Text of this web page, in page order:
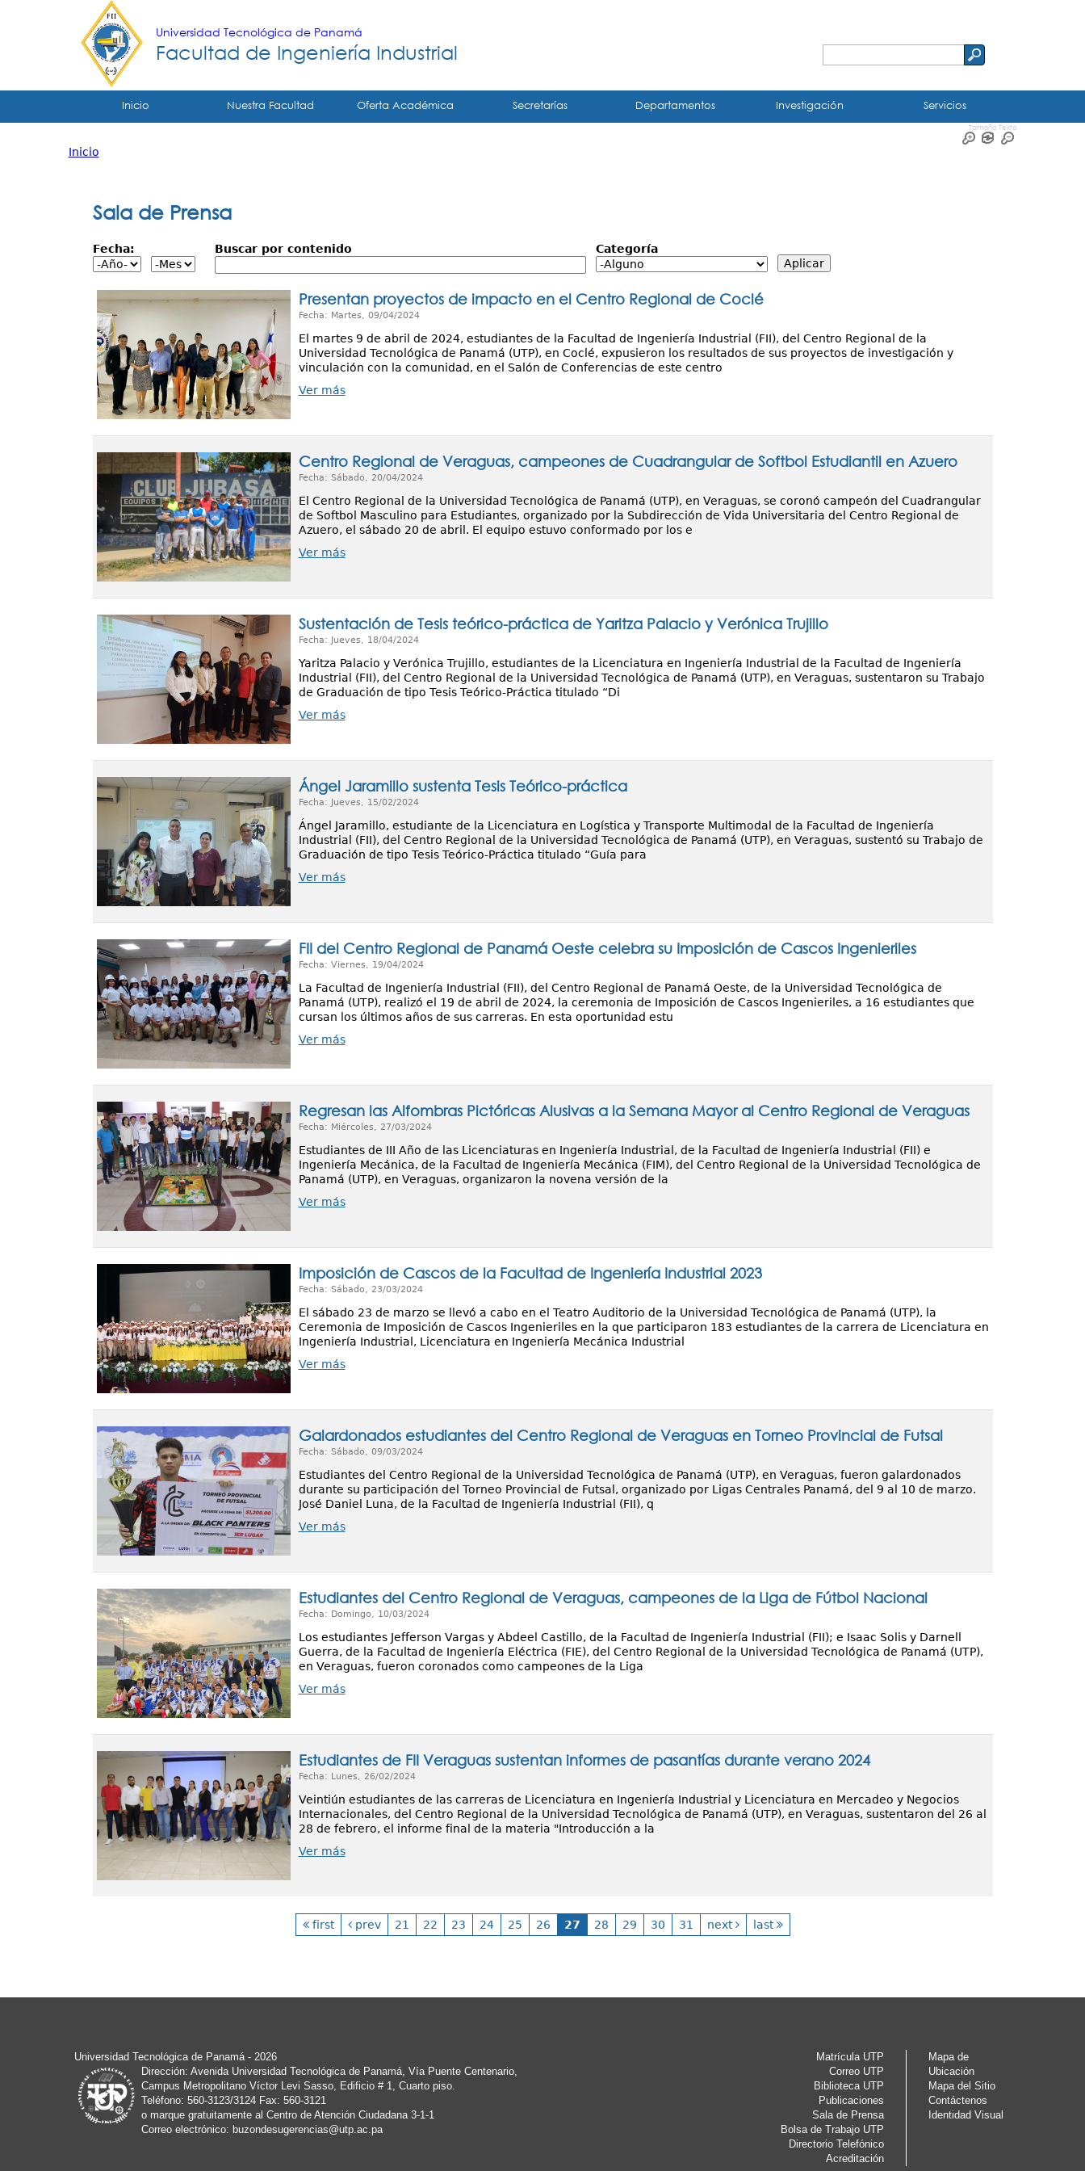
de
Universidad Tecnológica de Panamá
Facultad de Ingeniería Industrial
Tropical
Principal
Inicio Nuestra Facultad Oferta Académica Secretarías Departamentos Investigación Servicios
Tamaño Texto
está
Inicio
Sala de Prensa
Fecha: Buscar por contenido Categoría
Presentan proyectos de impacto en el Centro Regional de Coclé
Fecha: Martes, 09/04/2024
El martes 9 de abril de 2024, estudiantes de la Facultad de Ingeniería Industrial (FII), del Centro Regional de la
Universidad Tecnológica de Panamá (UTP), en Coclé, expusieron los resultados de sus proyectos de investigación y
vinculación con la comunidad, en el Salón de Conferencias de este centro
Ver más
Centro Regional de Veraguas, campeones de Cuadrangular de Softbol Estudiantil en Azuero
Fecha: Sábado, 20/04/2024
El Centro Regional de la Universidad Tecnológica de Panamá (UTP), en Veraguas, se coronó campeón del Cuadrangular
de Softbol Masculino para Estudiantes, organizado por la Subdirección de Vida Universitaria del Centro Regional de
Azuero, el sábado 20 de abril. El equipo estuvo conformado por los e
Ver más
Sustentación de Tesis teórico-práctica de Yaritza Palacio y Verónica Trujillo
Fecha: Jueves, 18/04/2024
Yaritza Palacio y Verónica Trujillo, estudiantes de la Licenciatura en Ingeniería Industrial de la Facultad de Ingeniería
Industrial (FII), del Centro Regional de la Universidad Tecnológica de Panamá (UTP), en Veraguas, sustentaron su Trabajo
de Graduación de tipo Tesis Teórico-Práctica titulado “Di
Ver más
Ángel Jaramillo sustenta Tesis Teórico-práctica
Fecha: Jueves, 15/02/2024
Ángel Jaramillo, estudiante de la Licenciatura en Logística y Transporte Multimodal de la Facultad de Ingeniería
Industrial (FII), del Centro Regional de la Universidad Tecnológica de Panamá (UTP), en Veraguas, sustentó su Trabajo de
Graduación de tipo Tesis Teórico-Práctica titulado “Guía para
Ver más
FII del Centro Regional de Panamá Oeste celebra su Imposición de Cascos Ingenieriles
Fecha: Viernes, 19/04/2024
La Facultad de Ingeniería Industrial (FII), del Centro Regional de Panamá Oeste, de la Universidad Tecnológica de
Panamá (UTP), realizó el 19 de abril de 2024, la ceremonia de Imposición de Cascos Ingenieriles, a 16 estudiantes que
cursan los últimos años de sus carreras. En esta oportunidad estu
Ver más
Regresan las Alfombras Pictóricas Alusivas a la Semana Mayor al Centro Regional de Veraguas
Fecha: Miércoles, 27/03/2024
Estudiantes de III Año de las Licenciaturas en Ingeniería Industrial, de la Facultad de Ingeniería Industrial (FII) e
Ingeniería Mecánica, de la Facultad de Ingeniería Mecánica (FIM), del Centro Regional de la Universidad Tecnológica de
Panamá (UTP), en Veraguas, organizaron la novena versión de la
Ver más
Imposición de Cascos de la Facultad de Ingeniería Industrial 2023
Fecha: Sábado, 23/03/2024
El sábado 23 de marzo se llevó a cabo en el Teatro Auditorio de la Universidad Tecnológica de Panamá (UTP), la
Ceremonia de Imposición de Cascos Ingenieriles en la que participaron 183 estudiantes de la carrera de Licenciatura en
Ingeniería Industrial, Licenciatura en Ingeniería Mecánica Industrial
Ver más
Galardonados estudiantes del Centro Regional de Veraguas en Torneo Provincial de Futsal
Fecha: Sábado, 09/03/2024
Estudiantes del Centro Regional de la Universidad Tecnológica de Panamá (UTP), en Veraguas, fueron galardonados
durante su participación del Torneo Provincial de Futsal, organizado por Ligas Centrales Panamá, del 9 al 10 de marzo.
José Daniel Luna, de la Facultad de Ingeniería Industrial (FII), q
Ver más
Estudiantes del Centro Regional de Veraguas, campeones de la Liga de Fútbol Nacional
Fecha: Domingo, 10/03/2024
Los estudiantes Jefferson Vargas y Abdeel Castillo, de la Facultad de Ingeniería Industrial (FII); e Isaac Solis y Darnell
Guerra, de la Facultad de Ingeniería Eléctrica (FIE), del Centro Regional de la Universidad Tecnológica de Panamá (UTP),
en Veraguas, fueron coronados como campeones de la Liga
Ver más
Estudiantes de FII Veraguas sustentan informes de pasantías durante verano 2024
Fecha: Lunes, 26/02/2024
Veintiún estudiantes de las carreras de Licenciatura en Ingeniería Industrial y Licenciatura en Mercadeo y Negocios
Internacionales, del Centro Regional de la Universidad Tecnológica de Panamá (UTP), en Veraguas, sustentaron del 26 al
28 de febrero, el informe final de la materia "Introducción a la
Ver más
first prev 21 22 23 24 25 26 27 28 29 30 31 next last
Matrícula UTP
Correo UTP
Biblioteca UTP
Publicaciones
Sala de Prensa
Bolsa de Trabajo UTP
Directorio Telefónico
Acreditación
Mapa de
Ubicación
Mapa del Sitio
Contáctenos
Identidad Visual
Universidad Tecnológica de Panamá - 2026
Dirección: Avenida Universidad Tecnológica de Panamá, Vía Puente Centenario,
Campus Metropolitano Víctor Levi Sasso, Edificio # 1, Cuarto piso.
Teléfono: 560-3123/3124 Fax: 560-3121
o marque gratuitamente al Centro de Atención Ciudadana 3-1-1
Correo electrónico: buzondesugerencias@utp.ac.pa